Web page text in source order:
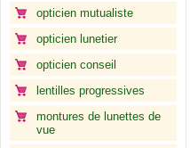
opticien mutualiste
opticien lunetier
opticien conseil
lentilles progressives
montures de lunettes de
vue